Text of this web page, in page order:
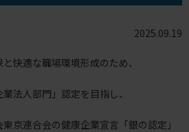
2025.09.19
快適な職場環境形成のため、
法人部門」認定を目指し、
京連合会の健康企業宣言「銀の認定」